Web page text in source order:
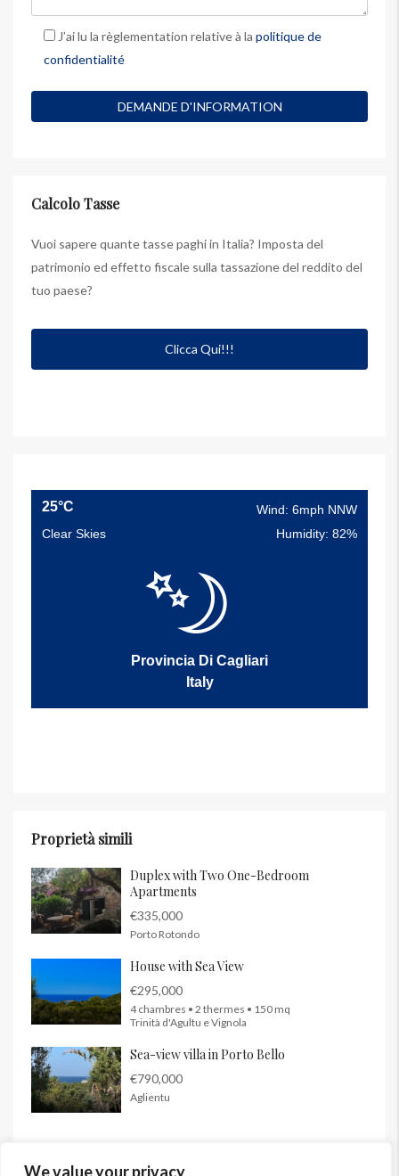
We value your privacy
J’ai lu la règlementation relative à la politique de
confidentialité
Calcolo Tasse
Vuoi sapere quante tasse paghi in Italia? Imposta del
patrimonio ed effetto fiscale sulla tassazione del reddito del
tuo paese?
Clicca Qui!!!
25°C
Wind: 6mph NNW
Clear Skies
Humidity: 82%
Provincia Di Cagliari
Italy
Proprietà simili
Duplex with Two One-Bedroom
Apartments
€335,000
Porto Rotondo
House with Sea View
€295,000
4 chambres • 2 thermes • 150 mq
Trinità d'Agultu e Vignola
Sea-view villa in Porto Bello
€790,000
Aglientu